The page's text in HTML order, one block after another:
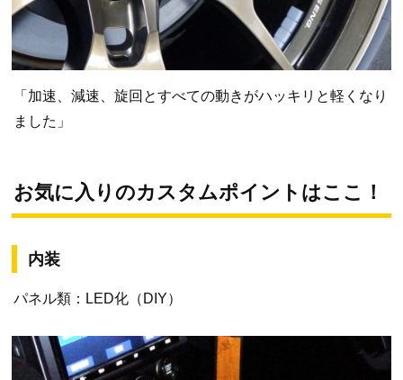
「加速、減速、旋回とすべての動きがハッキリと軽くなり
ました」
お気に入りのカスタムポイントはここ！
内装
パネル類：LED化（DIY）